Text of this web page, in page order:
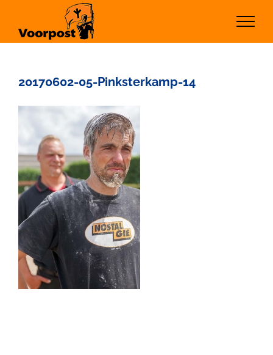
inhoud
20170602-05-Pinksterkamp-14